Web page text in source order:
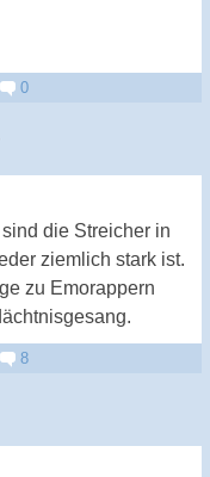
0
die Streicher in
ziemlich stark ist.
zu Emorappern
8